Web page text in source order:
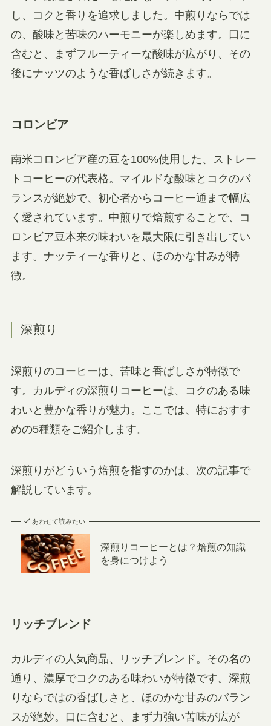
し、コクと香りを追求しました。中煎りならでは
の、酸味と苦味のハーモニーが楽しめます。口に
含むと、まずフルーティーな酸味が広がり、その
後にナッツのような香ばしさが続きます。
コロンビア
南米コロンビア産の豆を100%使用した、ストレー
トコーヒーの代表格。マイルドな酸味とコクのバ
ランスが絶妙で、初心者からコーヒー通まで幅広
く愛されています。中煎りで焙煎することで、コ
ロンビア豆本来の味わいを最大限に引き出してい
ます。ナッティーな香りと、ほのかな甘みが特
徴。
深煎り
深煎りのコーヒーは、苦味と香ばしさが特徴で
す。カルディの深煎りコーヒーは、コクのある味
わいと豊かな香りが魅力。ここでは、特におすす
めの5種類をご紹介します。
深煎りがどういう焙煎を指すのかは、次の記事で
解説しています。
あわせて読みたい
深煎りコーヒーとは？焙煎の知識
を身につけよう
リッチブレンド
カルディの人気商品、リッチブレンド。その名の
通り、濃厚でコクのある味わいが特徴です。深煎
りならではの香ばしさと、ほのかな甘みのバラン
スが絶妙。口に含むと、まず力強い苦味が広が